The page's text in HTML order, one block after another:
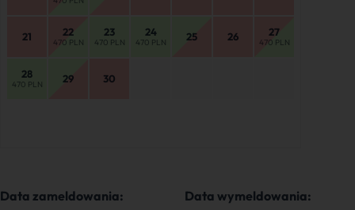
21 22
470 PLN
23
470 PLN
24
470 PLN 25 26 27
470 PLN
28
470 PLN 29 30
Data zameldowania: Data wymeldowania: